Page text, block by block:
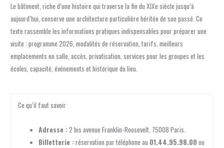
Le bâtiment, riche d’une histoire qui traverse la fin du XIXe siècle jusqu’à
aujourd’hui, conserve une architecture particulière héritée de son passé. Ce
texte rassemble les informations pratiques indispensables pour préparer une
visite : programme 2026, modalités de réservation, tarifs, meilleurs
emplacements en salle, accès, privatisation, services pour les groupes et les
écoles, capacité, événements et historique du lieu.
Ce qu’il faut savoir
Adresse :2 bis avenue Franklin-Roosevelt, 75008 Paris.
Billetterie :réservation par téléphone au 01.44.95.98.00 ou